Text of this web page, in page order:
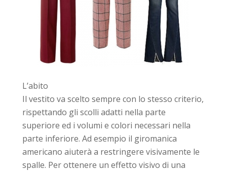
L’abito
Il vestito va scelto sempre con lo stesso criterio,
rispettando gli scolli adatti nella parte
superiore ed i volumi e colori necessari nella
parte inferiore. Ad esempio il giromanica
americano aiuterà a restringere visivamente le
spalle. Per ottenere un effetto visivo di una